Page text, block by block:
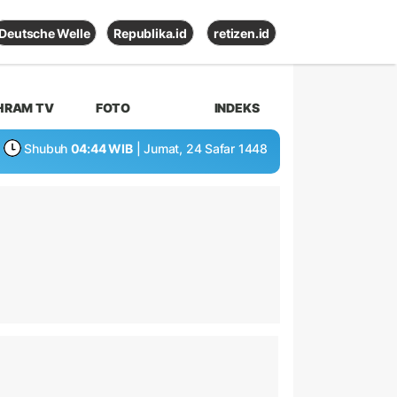
Deutsche Welle Republika.id retizen.id
TV FOTO INDEKS
Shubuh 04:44 WIB | Jumat, 24 Safar 1448